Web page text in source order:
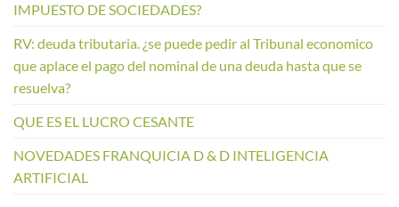
IMPUESTO DE SOCIEDADES?
RV: deuda tributaria. ¿se puede pedir al Tribunal economico
que aplace el pago del nominal de una deuda hasta que se
resuelva?
QUE ES EL LUCRO CESANTE
NOVEDADES FRANQUICIA D & D INTELIGENCIA
ARTIFICIAL